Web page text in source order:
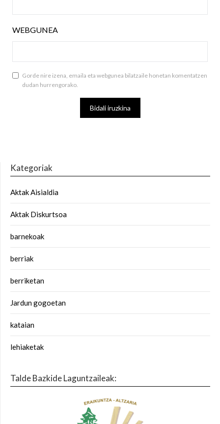
WEBGUNEA
Gorde nire izena, emaila eta webgunea bilatzaile honetan komentatzen
dudan hurrengorako.
Kategoriak
Aktak Aisialdia
Aktak Diskurtsoa
barnekoak
berriak
berriketan
Jardun gogoetan
kataian
lehiaketak
Talde Bazkide Laguntzaileak: